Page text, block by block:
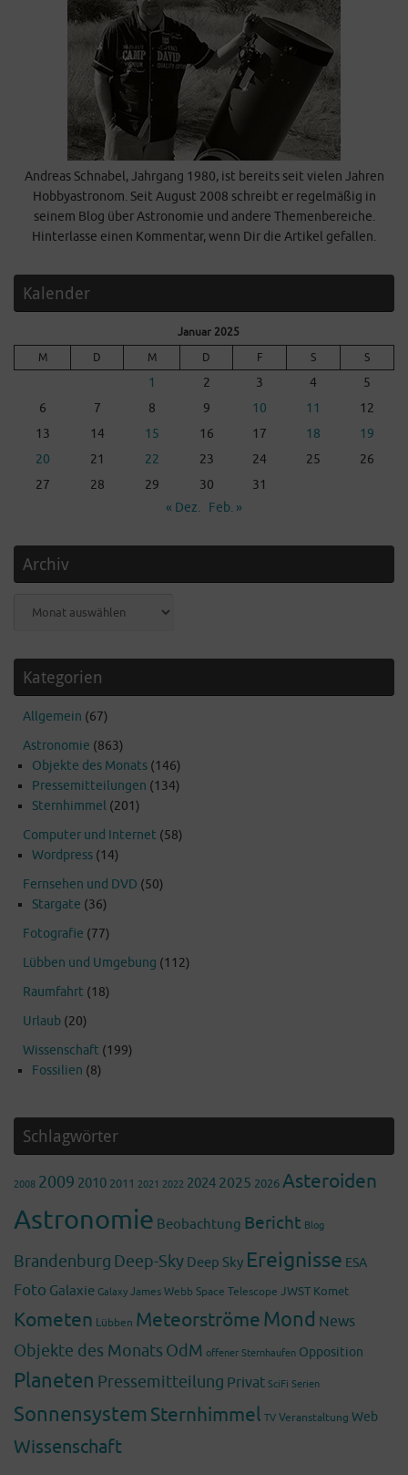
Andreas Schnabel, Jahrgang 1980, ist bereits seit vielen Jahren
Hobbyastronom. Seit August 2008 schreibt er regelmäßig in
seinem Blog über Astronomie und andere Themenbereiche.
Hinterlasse einen Kommentar, wenn Dir die Artikel gefallen.
Kalender
Januar 2025
M
D M D F S S
1 2 3 4
5
6
7 8 9 10 11
12
13
14 15 16 17 18
19
20
21 22 23 24 25
26
27
28 29 30
31
« Dez. Feb. »
Archiv
Kategorien
Allgemein (67)
Astronomie (863)
Objekte des Monats (146)
Pressemitteilungen (134)
Sternhimmel (201)
Computer und Internet (58)
Wordpress (14)
Fernsehen und DVD (50)
Stargate (36)
Fotografie (77)
Lübben und Umgebung (112)
Raumfahrt (18)
Urlaub (20)
Wissenschaft (199)
Fossilien (8)
Schlagwörter
2008 2009 2010 2011 2021 2022 2024 2025 2026Asteroiden
Astronomie Beobachtung Bericht Blog
Brandenburg Deep-Sky Deep Sky Ereignisse ESA
Foto Galaxie Galaxy James Webb Space Telescope JWST Komet
Kometen Lübben MeteorströmeMond News
Objekte des Monats OdM offener Sternhaufen Opposition
Planeten Pressemitteilung Privat SciFi Serien
Sonnensystem Sternhimmel TV Veranstaltung Web
Wissenschaft